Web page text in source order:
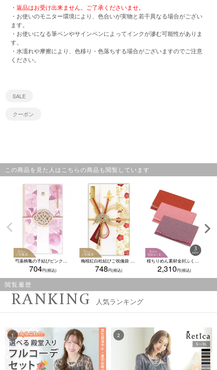
・返品はお受け出来ません。ご了承くださいませ。
・お使いのモニター環境により、色合いが実物と若干異なる場合がござい
ます。
・お使いになる筆ペンやサインペンによってインクが滲む可能性がありま
す。
・水濡れや摩擦により、色移り・色落ちする場合がございますのでご注意
ください。
SALE
クーポン
この商品を見た人はこちらの商品も閲覧しています
芍薬柄亀の子結びピンクご祝儀袋 結婚式
704
梅桜紅白松結びご祝儀袋 結婚式
748
桜ちりめん素材金封ふくさ 結婚式(エンジ/ピンク/フジ)
2,310
閲覧履歴
RANKING 人気ランキング